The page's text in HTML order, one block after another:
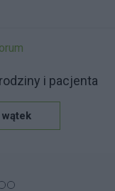
i pacjenta